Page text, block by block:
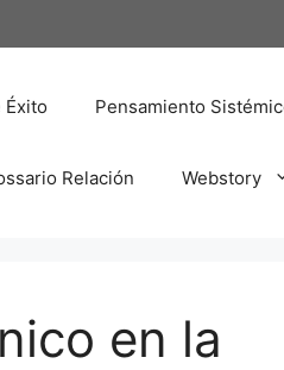
Éxito Pensamiento
Relación Webstory
en la